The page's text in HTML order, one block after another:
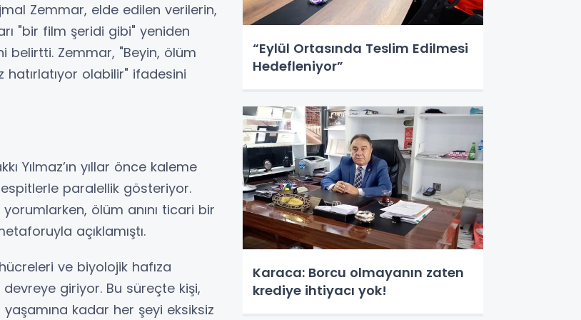
Zemmar, elde edilen verilerin,
"bir film şeridi gibi" yeniden
belirtti. Zemmar, "Beyin, ölüm
hatırlatıyor olabilir" ifadesini
Yılmaz’ın yıllar önce kaleme
tespitlerle paralellik gösteriyor.
yorumlarken, ölüm anını ticari bir
açıklamıştı.
ve biyolojik hafıza
giriyor. Bu süreçte kişi,
kadar her şeyi eksiksiz
“Eylül Ortasında Teslim Edilmesi
Hedefleniyor”
Karaca: Borcu olmayanın zaten
krediye ihtiyacı yok!